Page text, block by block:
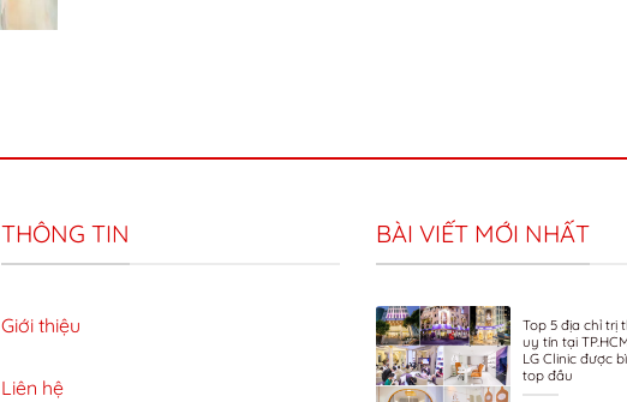
THÔNG TIN
Giới thiệu
Liên hệ
BÀI VIẾT MỚI NHẤT
Top 5 địa chỉ trị
uy tín tại
LG Clinic được
top đầu